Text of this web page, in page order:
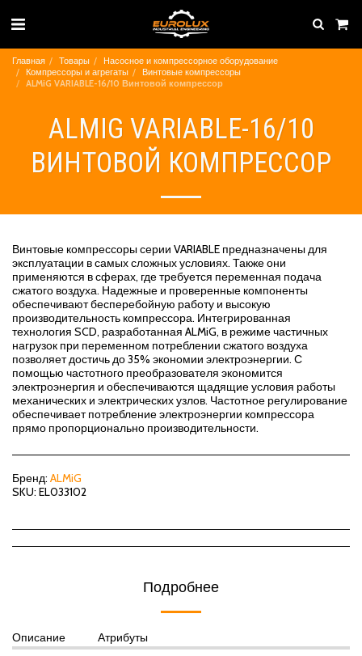
Главная Товары
Насосное и компрессорное оборудование
Компрессоры и агрегаты
Винтовые компрессоры
ALMiG VARIABLE-16/10 Винтовой компрессор
ALMIG VARIABLE-16/10
ВИНТОВОЙ КОМПРЕССОР
Винтовые компрессоры серии VARIABLE предназначены для
эксплуатации в самых сложных условиях. Также они
применяются в сферах, где требуется переменная подача
сжатого воздуха. Надежные и проверенные компоненты
обеспечивают бесперебойную работу и высокую
производительность компрессора. Интегрированная
технология SCD, разработанная ALMiG, в режиме частичных
нагрузок при переменном потреблении сжатого воздуха
позволяет достичь до 35% экономии электроэнергии. С
помощью частотного преобразователя экономится
электроэнергия и обеспечиваются щадящие условия работы
механических и электрических узлов. Частотное регулирование
обеспечивает потребление электроэнергии компрессора
прямо пропорционально производительности.
Бренд: ALMiG
SKU: EL033102
Подробнее
Описание Атрибуты